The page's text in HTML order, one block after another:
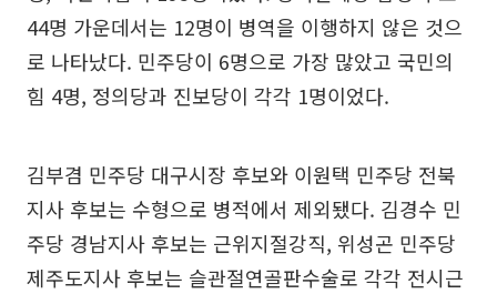
44명 가운데서는 12명이 병역을 이행하지 않은 것으
로 나타났다. 민주당이 6명으로 가장 많았고 국민의
힘 4명, 정의당과 진보당이 각각 1명이었다.
김부겸 민주당 대구시장 후보와 이원택 민주당 전북
지사 후보는 수형으로 병적에서 제외됐다. 김경수 민
주당 경남지사 후보는 근위지절강직, 위성곤 민주당
제주도지사 후보는 슬관절연골판수술로 각각 전시근